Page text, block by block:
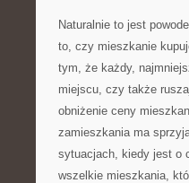
Naturalnie to jest
to, czy mieszkanie
tym, że każdy,
miejscu, czy także
obniżenie ceny
zamieszkania ma
sytuacjach, kiedy jest o
wszelkie mieszkania,